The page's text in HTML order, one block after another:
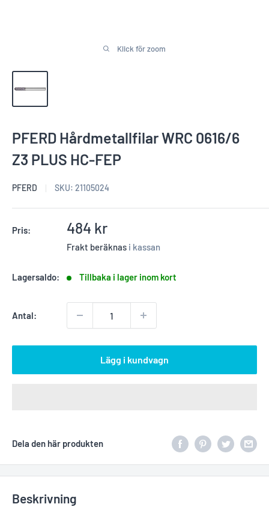
Klick för zoom
PFERD Hårdmetallfilar WRC 0616/6
Z3 PLUS HC-FEP
PFERD SKU: 21105024
Pris: Reapris
484 kr
Frakt beräknas i kassan
Lagersaldo: Tillbaka i lager inom kort
Antal:
Lägg i kundvagn
Dela den här produkten
Beskrivning